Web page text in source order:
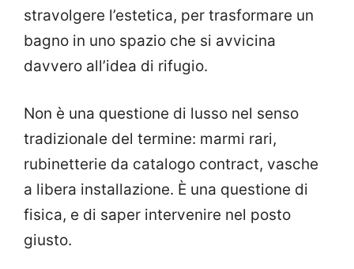
stravolgere l’estetica, per trasformare un
bagno in uno spazio che si avvicina
davvero all’idea di rifugio.
Non è una questione di lusso nel senso
tradizionale del termine: marmi rari,
rubinetterie da catalogo contract, vasche
a libera installazione. È una questione di
fisica, e di saper intervenire nel posto
giusto.